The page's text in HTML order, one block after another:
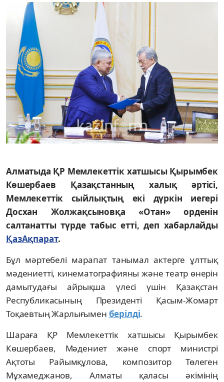
Алматыда ҚР Мемлекеттік хатшысы Қырымбек
Көшербаев Қазақстанның халық әртісі,
Мемлекеттік сыйлықтың екі дүркін иегері
Досхан Жолжақсыновқа «Отан» орденін
салтанатты түрде табыс етті, деп хабарлайды
ҚазАқпарат.
Бұл мәртебелі марапат танымал актерге ұлттық
мәдениетті, кинематографияны және театр өнерін
дамытудағы айрықша үлесі үшін Қазақстан
Республикасының Президенті Қасым-Жомарт
Тоқаевтың Жарлығымен берілді.
Шараға ҚР Мемлекеттік хатшысы Қырымбек
Көшербаев, Мәдениет және спорт министрі
Ақтоты Райымқұлова, композитор Төлеген
Мұхамеджанов, Алматы қаласы әкімінің